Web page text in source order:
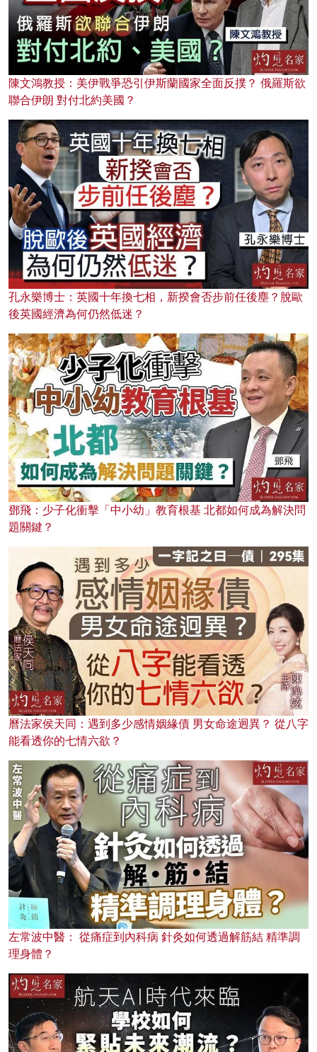
陳文鴻教授：美伊戰爭恐引伊斯蘭國家全面反撲？ 俄羅斯欲
聯合伊朗 對付北約美國？
孔永樂博士：英國十年換七相，新揆會否步前任後塵？脫歐
後英國經濟為何仍然低迷？
鄧飛：少子化衝擊「中小幼」教育根基 北都如何成為解決問
題關鍵？
曆法家侯天同：遇到多少感情姻緣債 男女命途迥異？ 從八字
能看透你的七情六欲？
左常波中醫： 從痛症到內科病 針灸如何透過解筋結 精準調
理身體？